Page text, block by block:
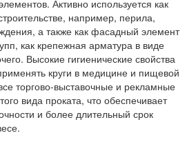
Активно используется как
например, перила,
а также как фасадный элемент
как крепежная арматура в виде
Высокие гигиенические свойства
круги в медицине и пищевой
торгово-выставочные и рекламные
вида проката, что обеспечивает
и более длительный срок